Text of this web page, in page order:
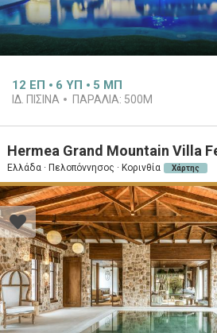
12 ΕΠ 6 ΥΠ 5 ΜΠ
ΙΔ. ΠΙΣΊΝΑ ΠΑΡΑΛΊΑ: 500M
Hermea Grand Mountain Villa
Ελλάδα · Πελοπόννησος · Κορινθία Χάρτης